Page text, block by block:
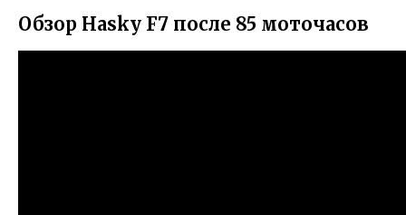
Обзор Hasky F7 после 85 моточасов